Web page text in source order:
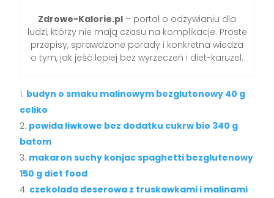
Zdrowe-Kalorie.pl – portal o odżywianiu dla
ludzi, którzy nie mają czasu na komplikacje. Proste
przepisy, sprawdzone porady i konkretna wiedza
o tym, jak jeść lepiej bez wyrzeczeń i diet-karuzel.
budyn o smaku malinowym bezglutenowy 40 g
celiko
powida liwkowe bez dodatku cukrw bio 340 g
batom
makaron suchy konjac spaghetti bezglutenowy
150 g diet food
czekolada deserowa z truskawkami i malinami